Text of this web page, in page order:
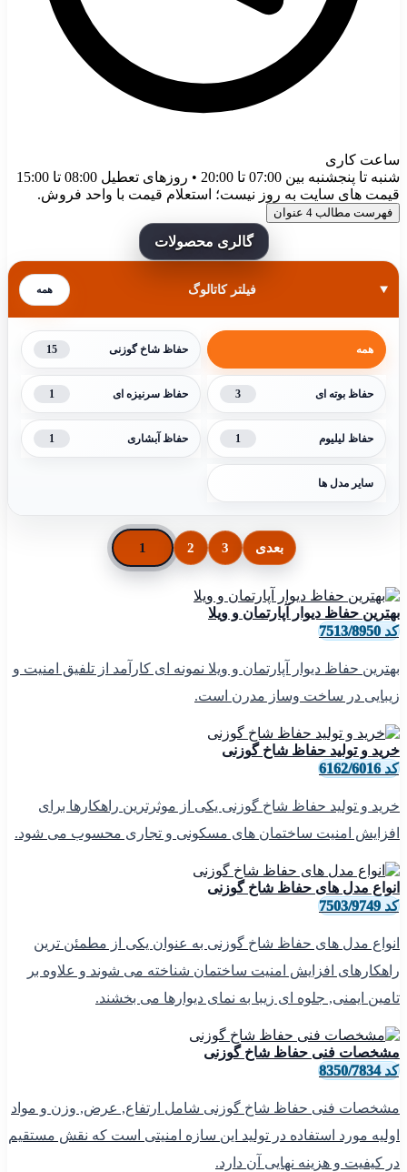
ساعت کاری
شنبه تا پنجشنبه بین 07:00 تا 20:00 • روزهای تعطیل 08:00 تا 15:00
قیمت های سایت به روز نیست؛ استعلام قیمت با واحد فروش.
فهرست مطالب 4 عنوان
گالری محصولات
فیلتر کاتالوگ همه
همه حفاظ شاخ گوزنی 15
حفاظ بوته ای 3 حفاظ سرنیزه ای 1
حفاظ لیلیوم 1 حفاظ آبشاری 1
سایر مدل ها
1 2 3 بعدی
بهترین حفاظ دیوار آپارتمان و ویلا
کد 7513/8950
بهترین حفاظ دیوار آپارتمان و ویلا نمونه ای کارآمد از تلفیق امنیت و
زیبایی در ساخت وساز مدرن است.
خرید و تولید حفاظ شاخ گوزنی
کد 6162/6016
خرید و تولید حفاظ شاخ گوزنی یکی از موثرترین راهکارها برای
افزایش امنیت ساختمان های مسکونی و تجاری محسوب می شود.
انواع مدل های حفاظ شاخ گوزنی
کد 7503/9749
انواع مدل های حفاظ شاخ گوزنی به عنوان یکی از مطمئن ترین
راهکارهای افزایش امنیت ساختمان شناخته می شوند و علاوه بر
تامین ایمنی, جلوه ای زیبا به نمای دیوارها می بخشند.
مشخصات فنی حفاظ شاخ گوزنی
کد 8350/7834
مشخصات فنی حفاظ شاخ گوزنی شامل ارتفاع, عرض, وزن و مواد
اولیه مورد استفاده در تولید این سازه امنیتی است که نقش مستقیم
در کیفیت و هزینه نهایی آن دارد.